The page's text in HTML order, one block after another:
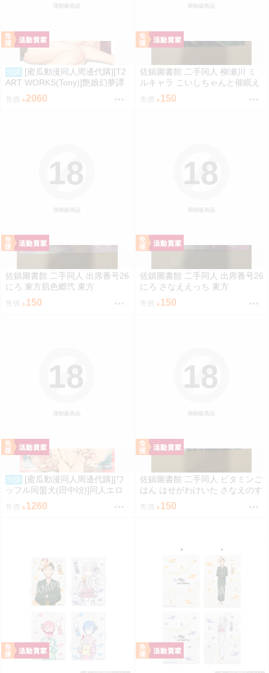
限制級商品
預購
[蜜瓜動漫同人周邊代購][T2
ART WORKS(Tony)]艶娘幻夢譚
【プレイマット】(同人誌)
售價 2060
限制級商品
佐鎮圖書館 二手同人 柳瀬川 ミ
ルキャラ こいしちゃんと催眠え
っち 2 東方
售價 150
限制級商品
18
佐鎮圖書館 二手同人 出席番号26
にろ 東方肌色郷弐 東方
150
限制級商品
18
佐鎮圖書館 二手同人 出席番号26
にろ さなええっち 東方
150
限制級商品
18
預購
[蜜瓜動漫同人周邊代購][ワ
ッフル同盟犬(田中竕)]同人エロ
ゲ転生2上～発動!ヌルヌルスケ
ベスキル【A5アクリルフィギュ
售價 1260
限制級商品
18
佐鎮圖書館 二手同人 ビタミンご
はん はせがわけいた さなえのす
きはとどまらずっ 東方
售價 150